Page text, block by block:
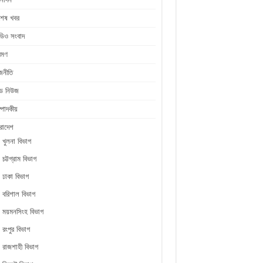
খবর
সংবাদ
নিউজ
খুলনা বিভাগ
চট্টগ্রাম বিভাগ
ঢাকা বিভাগ
বরিশাল বিভাগ
ময়মনসিংহ বিভাগ
রংপুর বিভাগ
রাজশাহী বিভাগ